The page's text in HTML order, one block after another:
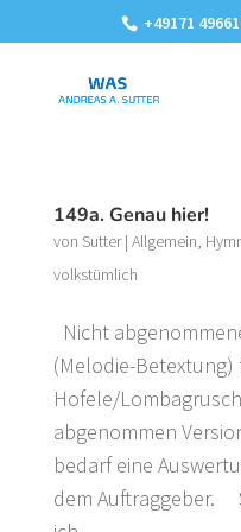
+49171
149a. Genau hier!
von Sutter| Allgemein,
volkstümlich
Nicht
(Melodie-Betextung)
Hofele/
abgenommen
bedarf eine
dem